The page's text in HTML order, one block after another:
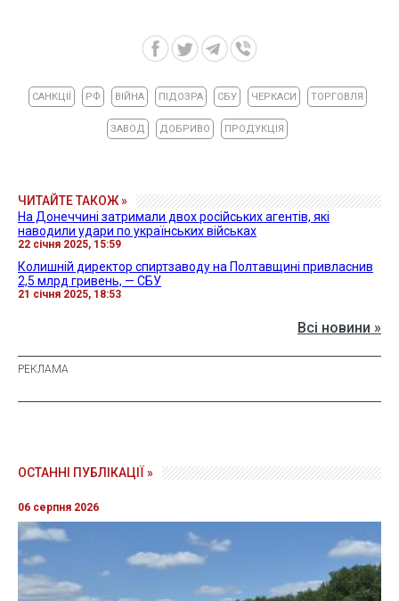
САНКЦІЇ РФ ВІЙНА ПІДОЗРА СБУ ЧЕРКАСИ ТОРГОВЛЯ
ЗАВОД ДОБРИВО ПРОДУКЦІЯ
ЧИТАЙТЕ ТАКОЖ »
На Донеччині затримали двох російських агентів, які
наводили удари по українських військах
22 січня 2025, 15:59
Колишній директор спиртзаводу на Полтавщині привласнив
2,5 млрд гривень, — СБУ
21 січня 2025, 18:53
Всі новини »
ОСТАННІ ПУБЛІКАЦІЇ »
06 серпня 2026